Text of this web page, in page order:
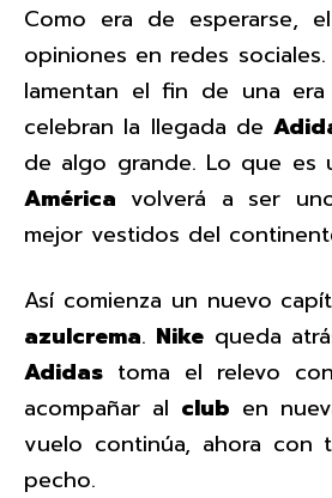
Como era de esperarse,
opiniones en redes
lamentan el fin de una
celebran la llegada de
de algo grande. Lo que es
América volverá a ser
mejor vestidos del
Así comienza un nuevo
azulcrema. Nike queda
Adidas toma el relevo
acompañar al club en
vuelo continúa, ahora con
pecho.